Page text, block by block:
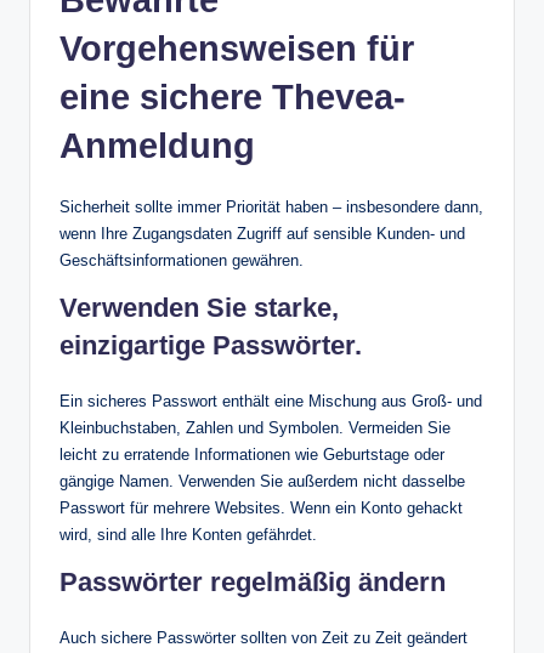
Vorgehensweisen für
eine sichere Thevea-
Anmeldung
Sicherheit sollte immer Priorität haben – insbesondere dann,
wenn Ihre Zugangsdaten Zugriff auf sensible Kunden- und
Geschäftsinformationen gewähren.
Verwenden Sie starke,
einzigartige Passwörter.
Ein sicheres Passwort enthält eine Mischung aus Groß- und
Kleinbuchstaben, Zahlen und Symbolen. Vermeiden Sie
leicht zu erratende Informationen wie Geburtstage oder
gängige Namen. Verwenden Sie außerdem nicht dasselbe
Passwort für mehrere Websites. Wenn ein Konto gehackt
wird, sind alle Ihre Konten gefährdet.
Passwörter regelmäßig ändern
Auch sichere Passwörter sollten von Zeit zu Zeit geändert